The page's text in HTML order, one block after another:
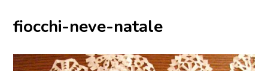
fiocchi-neve-natale